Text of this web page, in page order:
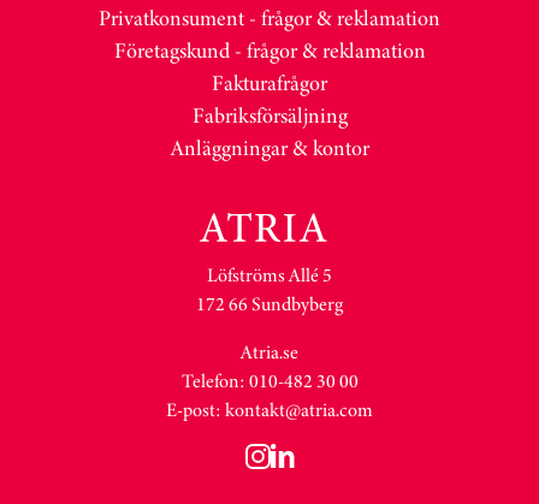
Privatkonsument - frågor & reklamation
Företagskund - frågor & reklamation
Fakturafrågor
Fabriksförsäljning
Anläggningar & kontor
Löfströms Allé 5
172 66 Sundbyberg
Atria.se
Telefon: 010-482 30 00
E-post: kontakt@atria.com